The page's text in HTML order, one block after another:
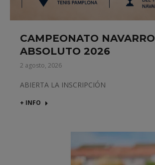
CAMPEONATO NAVARRO
ABSOLUTO 2026
2 agosto, 2026
ABIERTA LA INSCRIPCIÓN
+ INFO